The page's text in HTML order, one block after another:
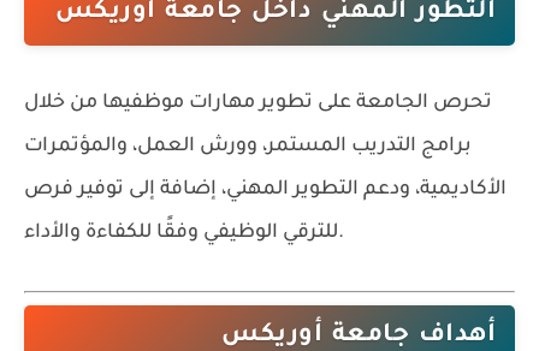
التطور المهني داخل جامعة أوريكس
تحرص الجامعة على تطوير مهارات موظفيها من خلال
برامج التدريب المستمر، وورش العمل، والمؤتمرات
الأكاديمية، ودعم التطوير المهني، إضافة إلى توفير فرص
للترقي الوظيفي وفقًا للكفاءة والأداء.
أهداف جامعة أوريكس